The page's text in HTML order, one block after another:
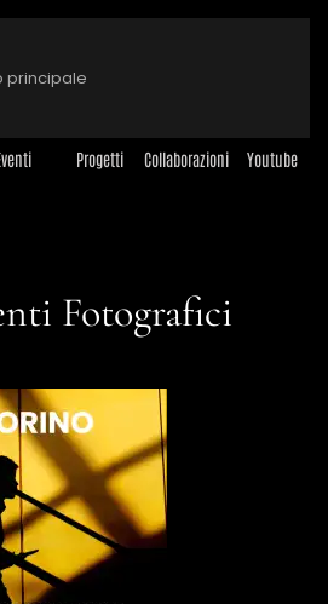
principale
Progetti Collaborazioni Youtube
Fotografici